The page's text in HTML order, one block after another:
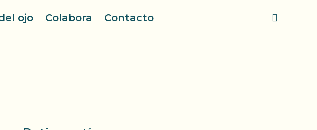
ojo Colabora Contacto